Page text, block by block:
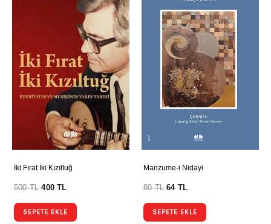
İki Fırat İki Kızıltuğ
500TL 400TL
SEPETE EKLE
Manzume-i Nidayi
80TL 64 TL
SEPETE EKLE